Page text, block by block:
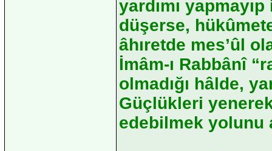
yardımı
düşerse,
âhıretde mes’ûl
İmâm-ı Rabbânî
olmadığı hâlde,
Güçlükleri
edebilmek yolunu